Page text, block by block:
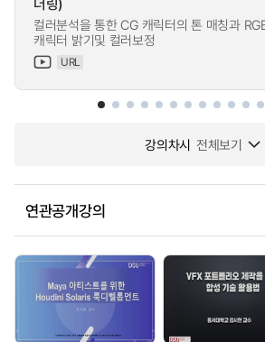
컬러분석을 통한 CG 캐릭터의 톤 매칭과
캐릭터 밝기및 컬러보정
URL
강의차시 전체보기
연관공개강의